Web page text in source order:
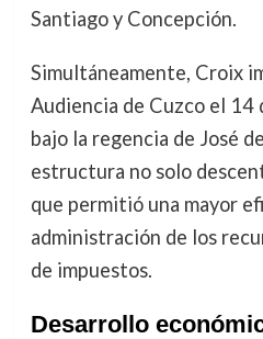
Santiago y Concepción.
Simultáneamente, Croix
Audiencia de Cuzco el 14
bajo la regencia de José
estructura no solo
que permitió una mayor
administración de los
de impuestos.
Desarrollo